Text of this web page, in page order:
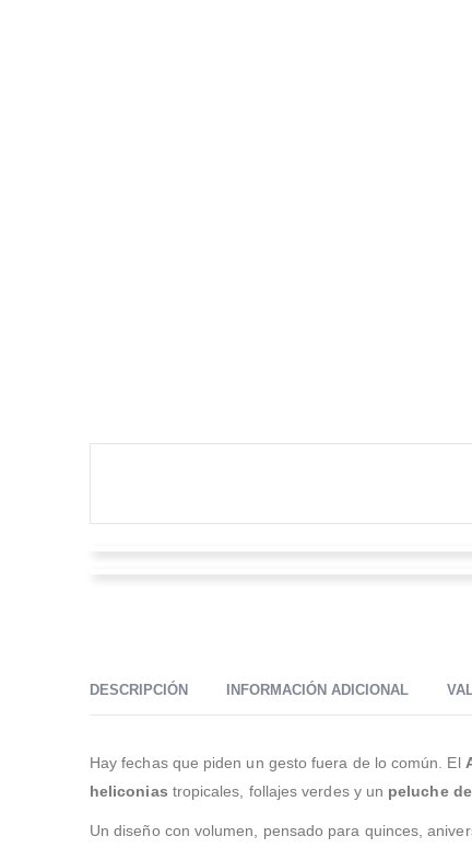
DESCRIPCIÓN INFORMACIÓN ADICIONAL
Hay fechas que piden un gesto fuera de lo común. El
heliconias tropicales, follajes verdes y un peluche
Un diseño con volumen, pensado para quinces,